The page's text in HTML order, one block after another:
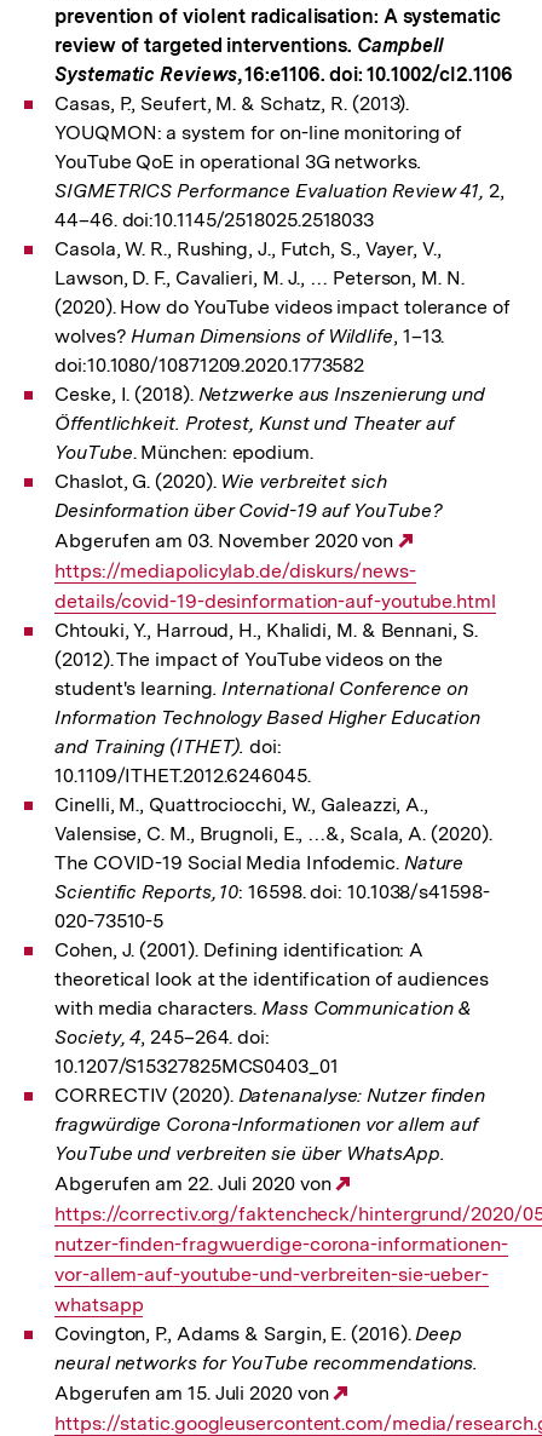
prevention of violent radicalisation: A systematic
review of targeted interventions. Campbell
Systematic Reviews, 16:e1106. doi: 10.1002/cl2.1106
Casas, P., Seufert, M. & Schatz, R. (2013).
YOUQMON: a system for on-line monitoring of
YouTube QoE in operational 3G networks.
SIGMETRICS Performance Evaluation Review 41, 2,
44–46. doi:10.1145/2518025.2518033
Casola, W. R., Rushing, J., Futch, S., Vayer, V.,
Lawson, D. F., Cavalieri, M. J., … Peterson, M. N.
(2020). How do YouTube videos impact tolerance of
wolves?Human Dimensions of Wildlife, 1–13.
doi:10.1080/10871209.2020.1773582
Ceske, I. (2018). Netzwerke aus Inszenierung und
Öffentlichkeit. Protest, Kunst und Theater auf
YouTube. München: epodium.
Chaslot, G. (2020). Wie verbreitet sich
Desinformation über Covid-19 auf YouTube?
Abgerufen am 03. November 2020 von
https://mediapolicylab.de/diskurs/news-
details/covid-19-desinformation-auf-youtube.html
Chtouki, Y., Harroud, H., Khalidi, M. & Bennani, S.
(2012). The impact of YouTube videos on the
student's learning. International Conference on
Information Technology Based Higher Education
and Training (ITHET). doi:
10.1109/ITHET.2012.6246045.
Cinelli, M., Quattrociocchi, W., Galeazzi, A.,
Valensise, C. M., Brugnoli, E., …&, Scala, A. (2020).
The COVID-19 Social Media Infodemic. Nature
Scientific Reports, 10: 16598. doi: 10.1038/s41598-
020-73510-5
Cohen, J. (2001). Defining identification: A
theoretical look at the identification of audiences
with media characters.Mass Communication &
Society, 4, 245–264. doi:
10.1207/S15327825MCS0403_01
CORRECTIV (2020). Datenanalyse: Nutzer finden
fragwürdige Corona-Informationen vor allem auf
YouTube und verbreiten sie über WhatsApp.
Abgerufen am 22. Juli 2020 von
Link:
https://correctiv.org/faktencheck/hintergrund/2020/
nutzer-finden-fragwuerdige-corona-informationen-
vor-allem-auf-youtube-und-verbreiten-sie-ueber-
whatsapp
Covington, P., Adams & Sargin, E. (2016).Deep
neural networks for YouTube recommendations.
Abgerufen am 15. Juli 2020 von
Link:
https://static.googleusercontent.com/media/